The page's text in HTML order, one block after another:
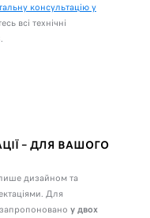
консультацію у
всі технічні
– ДЛЯ ВАШОГО
дизайном та
Для
у двох